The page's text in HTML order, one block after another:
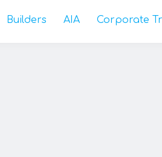
Builders AIA Corporate